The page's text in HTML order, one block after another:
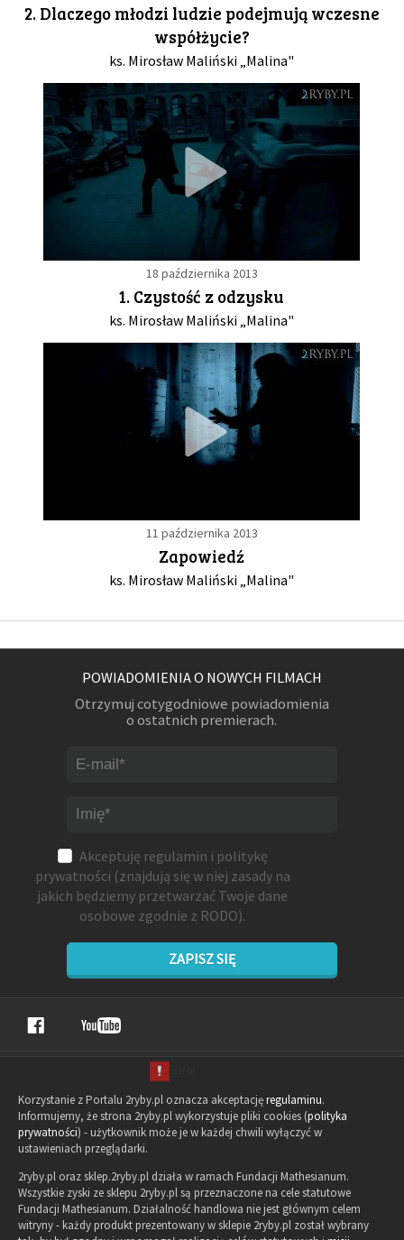
2. Dlaczego młodzi ludzie podejmują wczesne
współżycie?
ks. Mirosław Maliński „Malina"
18 października 2013
1. Czystość z odzysku
ks. Mirosław Maliński „Malina"
11 października 2013
Zapowiedź
ks. Mirosław Maliński „Malina"
POWIADOMIENIA O NOWYCH FILMACH
Otrzymuj cotygodniowe powiadomienia
o ostatnich premierach.
Akceptuję regulamin i politykę
prywatności (znajdują się w niej zasady na
jakich będziemy przetwarzać Twoje dane
osobowe zgodnie z RODO).
ZAPISZ SIĘ
Korzystanie z Portalu 2ryby.pl oznacza akceptacjęregulaminu.
Informujemy, że strona 2ryby.pl wykorzystuje pliki cookies (polityka
prywatności) - użytkownik może je w każdej chwili wyłączyć w
ustawieniach przeglądarki.
2ryby.pl oraz sklep.2ryby.pl działa w ramach Fundacji Mathesianum.
Wszystkie zyski ze sklepu 2ryby.pl są przeznaczone na cele statutowe
Fundacji Mathesianum. Działalność handlowa nie jest głównym celem
witryny - każdy produkt prezentowany w sklepie 2ryby.pl został wybrany